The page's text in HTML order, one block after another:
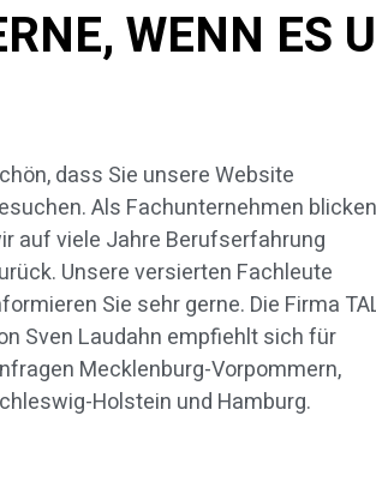
WENN ES
dass Sie unsere Website
Als Fachunternehmen blicken
auf viele Jahre Berufserfahrung
Unsere versierten Fachleute
Sie sehr gerne. Die Firma
Sven Laudahn empfiehlt sich für
Mecklenburg-Vorpommern,
Holstein und Hamburg.
dürfen wir Ihnen einigen
zu unserem
geben. In diesem
betrachten wir speziell das
Innenausbau. Uns freut
und wir werden gerne für Sie